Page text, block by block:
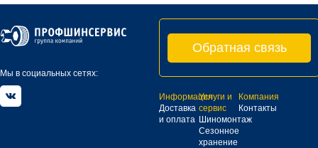
Мы в социальных сетях:
Обратная связь
Информация
Доставка
и оплата
Услуги и
сервис
Шиномонтаж
Сезонное
хранение
Компания
Контакты